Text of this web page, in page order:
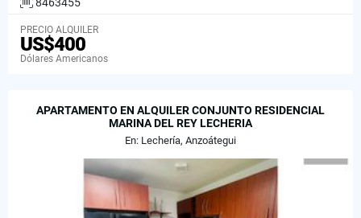
PRECIO ALQUILER
US$400
Dólares Americanos
APARTAMENTO EN ALQUILER CONJUNTO RESIDENCIAL
MARINA DEL REY LECHERIA
En: Lechería, Anzoátegui